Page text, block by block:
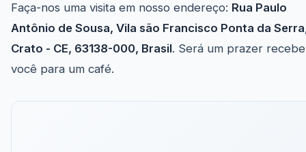
Faça-nos uma visita em nosso endereço: Rua Paulo
Antônio de Sousa, Vila são Francisco Ponta da
Crato - CE, 63138-000, Brasil. Será um prazer
você para um café.